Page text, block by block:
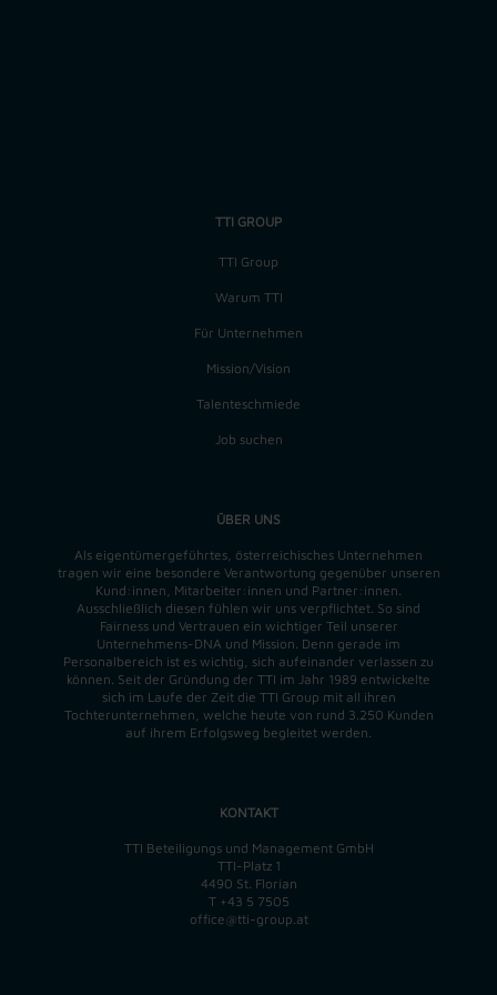
TTI GROUP
TTI Group
Warum TTI
Für Unternehmen
Mission/Vision
Talenteschmiede
Job suchen
ÜBER UNS
Als eigentümergeführtes, österreichisches Unternehmen
tragen wir eine besondere Verantwortung gegenüber unseren
Kund:innen, Mitarbeiter:innen und Partner:innen.
Ausschließlich diesen fühlen wir uns verpflichtet. So sind
Fairness und Vertrauen ein wichtiger Teil unserer
Unternehmens-DNA und Mission . Denn gerade im
Personalbereich ist es wichtig, sich aufeinander verlassen zu
können. Seit der Gründung der TTI im Jahr 1989 entwickelte
sich im Laufe der Zeit die TTI Group mit all ihren
Tochterunternehmen, welche heute von rund 3.250 Kunden
auf ihrem Erfolgsweg begleitet werden.
KONTAKT
TTI Beteiligungs und Management GmbH
TTI-Platz 1
4490 St. Florian
T +43 5 7505
office@tti-group.at